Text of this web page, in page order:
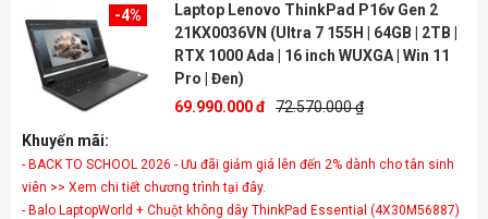
-4%
Laptop Lenovo ThinkPad P16v Gen 2
21KX0036VN (Ultra 7 155H | 64GB | 2TB |
RTX 1000 Ada | 16 inch WUXGA | Win 11
Pro | Đen)
69.990.000 đ 72.570.000 ₫
Khuyến mãi:
- BACK TO SCHOOL 2026 - Ưu đãi giảm giá lên đến 2% dành cho tân sinh
viên >> Xem chi tiết chương trình tại đây.
- Balo LaptopWorld + Chuột không dây ThinkPad Essential (4X30M56887)